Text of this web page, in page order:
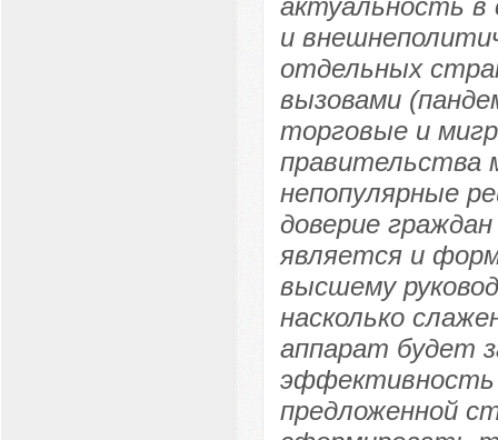
актуальность в
и
отдельных
вызовами
торговые и
правительства
непопулярные
доверие
является и
высшему
насколько
аппарат будет
эффективность
предложенной